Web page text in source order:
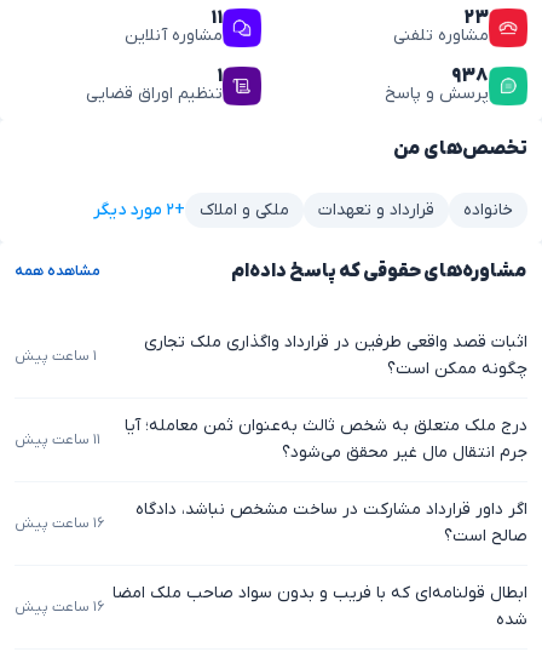
۲۳
مشاوره تلفنی
۱۱
مشاوره آنلاین
۹۳۸
پرسش و پاسخ
۱
تنظیم اوراق قضایی
تخصص‌های من
خانواده قرارداد و تعهدات ملکی و املاک +۲ مورد دیگر
مشاوره‌های حقوقی که پاسخ داده‌ام مشاهده همه
اثبات قصد واقعی طرفین در قرارداد واگذاری ملک تجاری
چگونه ممکن است؟
۱ ساعت پیش
درج ملک متعلق به شخص ثالث به‌عنوان ثمن معامله؛ آیا
جرم انتقال مال غیر محقق می‌شود؟
۱۱ ساعت پیش
اگر داور قرارداد مشارکت در ساخت مشخص نباشد، دادگاه
صالح است؟
۱۶ ساعت پیش
ابطال قولنامه‌ای که با فریب و بدون سواد صاحب ملک امضا
شده
۱۶ ساعت پیش